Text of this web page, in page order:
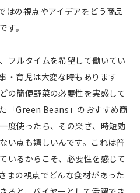
はの視点やアイデアをどう商品
す。
フルタイムを希望して働いてい
・育児は大変な時もあります
の簡便野菜の必要性を実感して
「Green Beans」のおすすめ商
度使ったら、その楽さ、時短効
い点も嬉しいんです。これは普
いるからこそ、必要性を感じて
まの視点でどんな食材があった